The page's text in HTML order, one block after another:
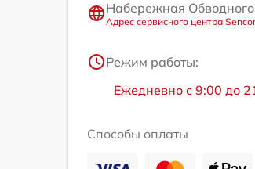
Набережная
Адрес сервисного центра Sencor
Режим работы:
Ежедневно с 9:00 до
Способы оплаты